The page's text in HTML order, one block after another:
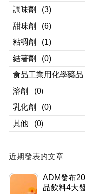
調味劑
(3)
甜味劑
(6)
粘稠劑
(1)
結著劑
(0)
食品工業用化學藥品
溶劑
(0)
乳化劑
(0)
其他
(0)
近期發表的文章
ADM發布
品飲料4大